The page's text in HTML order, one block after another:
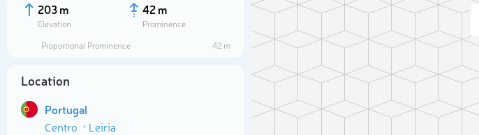
203 m
Elevation
42 m
Prominence
Proportional Prominence
42 m
Location
Portugal
Centro
Leiria